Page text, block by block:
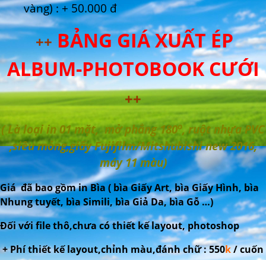
vàng) : + 50.000 đ
++ BẢNG GIÁ XUẤT ÉP
ALBUM-PHOTOBOOK CƯỚI
++
( Là loại in 01 mặt, mở phẳng 180o, ruột nhựa PVC
,siêu mỏng,giấy Fujifilm/Mitshubishi new 2016,
máy 11 màu)
Giá đã bao gồm in Bìa ( bìa Giấy Art, bìa Giấy Hình, bìa
Nhung tuyết, bìa Simili, bìa Giả Da, bìa Gỗ …)
Đối với file thô,chưa có thiết kế layout, photoshop
+ Phí thiết kế layout,chỉnh màu,đánh chữ : 550k/ cuốn